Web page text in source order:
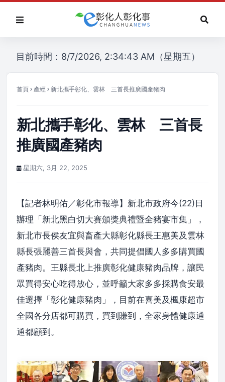
目前時間：8/7/2026, 2:34:43 AM（星期五）
首頁 產經 新北攜手彰化、雲林 三首長推廣國產豬肉
新北攜手彰化、雲林 三首長
推廣國產豬肉
星期六, 3月 22, 2025
【記者林明佑／彰化市報導】新北市政府今(22)日
辦理「新北黑白切大賽頒獎典禮暨全豬宴市集」，
新北市長侯友宜與畜產大縣彰化縣長王惠美及雲林
縣長張麗善三首長與會，共同提倡國人多多購買國
產豬肉。王縣長北上推廣彰化健康豬肉品牌，讓民
眾買得安心吃得放心，並呼籲大家多多採購食安最
佳選擇「彰化健康豬肉」，目前在喜美及楓康超市
全國各分店都可購買，買到賺到，全家身體健康通
通都顧到。